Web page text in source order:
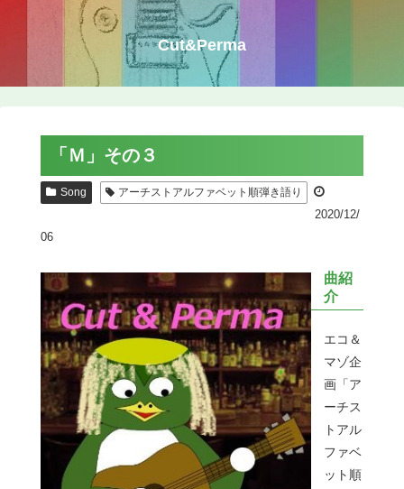
Cut&Perma
「Ｍ」その３
Song アーチストアルファベット順弾き語り
2020/12/
06
曲紹
介
エコ＆
マゾ企
画「ア
ーチス
トアル
ファベ
ット順